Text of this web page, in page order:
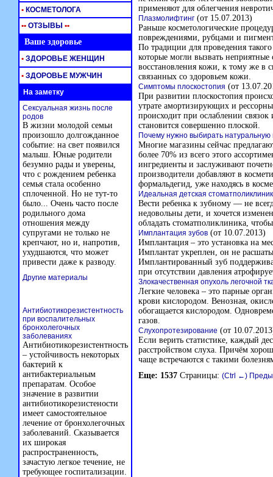
применяют для облегчения
Плазмолифтинг (от 15.07.2013)
Раньше косметологические
повреждениями, рубцами и
По традиции для проведения
которые могли вызвать
восстановления кожи, к тому же в
связанных со здоровьем кожи.
Симптомы плоскостопия (от
При развитии плоскостопия
утрате амортизирующих и
происходит при ослаблении
становится совершенно плоской.
Почему нужно выбирать натуральную
Многие магазины сейчас
более 70% из всего этого
ингредиенты и заслуживают
производители добавляют в
формальдегид, уже находясь в
Идеальная детская
Вести ребенка к зубному — не
недовольны дети, и хочется
обладать стоматполиклиника,
Имплантация зубов (от 10.07.2013)
Имплантация – это установка на
Имплантат укреплен, он не
Имплантированный зуб
при отсутствии давления
Злокачественная опухоль легочной
Легкие человека – это парные
крови кислородом. Венозная,
обогащается кислородом.
газов.
Слухопротезирование (от
Если верить статистике, каждый
расстройством слуха. Причём
чаще встречаются с такими
Еще: 1537 Страницы: (Ctrl ←)
• КОСМЕТОЛОГА
•• ОТЗЫВЫ ••
Ваше здоровье
• ЗДОРОВЬЕ ЖЕНЩИН
• ЗДОРОВЬЕ МУЖЧИН
На заметку
Сексуальная жизнь после
родов
В жизни молодой семьи
произошло долгожданное
событие: на свет появился
малыш. Юные родители
безумно рады и уверены,
что с рождением ребенка
семья стала особенно
сплоченной. Но не тут-то
было... Очень часто после
родильного дома
отношения между
супругами не только не
крепчают, но и, напротив,
ухудшаются, что может
привести даже к разводу.
Другие материалы
Антибиотикорезистентность
при воспалительных
бронхолегочных
заболеваниях
Антибиотикорезистентность
– устойчивость некоторых
бактерий к
антибактериальным
препаратам. Особое
значение в развитии
антибиотикорезистености
имеет самостоятельное
лечение от бронхолегочных
заболеваний. Сказывается
их широкая
распространенность,
зачастую легкое течение, не
требующее госпитализации.